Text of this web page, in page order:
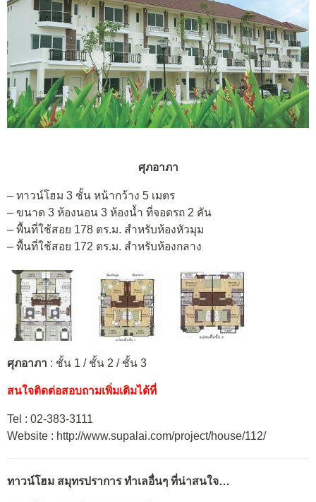
ศุภอาภา
– ทาวน์โฮม 3 ชั้น หน้ากว้าง 5 เมตร
– ขนาด 3 ห้องนอน 3 ห้องน้ำ ที่จอดรถ 2 คัน
– พื้นที่ใช้สอย 178 ตร.ม. สำหรับห้องหัวมุม
– พื้นที่ใช้สอย 172 ตร.ม. สำหรับห้องกลาง
ศุภอาภา : ชั้น 1 / ชั้น 2 / ชั้น 3
สนใจติดต่อสอบถามเพิ่มเติมได้ที่
Tel : 02-383-3111
Website : http://www.supalai.com/project/house/112/
ทาวน์โฮม สมุทรปราการ ทำเลอื่นๆ ที่น่าสนใจ…